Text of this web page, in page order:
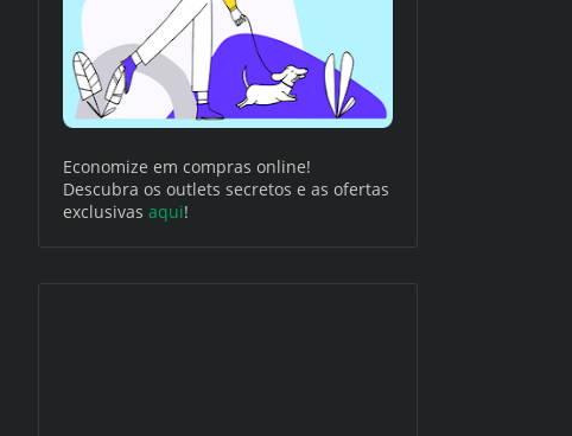
Economize em compras online!
Descubra os outlets secretos e as ofertas
exclusivas aqui!